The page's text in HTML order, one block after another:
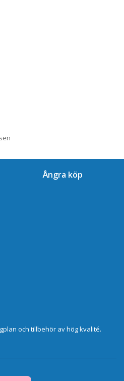
Ångra köp
och tillbehör av hög kvalité.